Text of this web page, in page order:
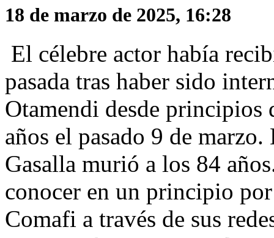
18 de marzo de 2025, 16:28
El célebre actor había
pasada tras haber sido
Otamendi desde principios
años el pasado 9 de
Gasalla murió a los 84
conocer en un principio
Comafi a través de sus